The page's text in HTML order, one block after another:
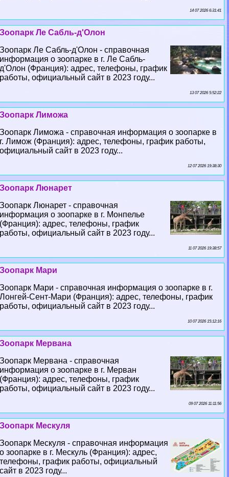
14 07 2026 6:31:41
Зоопарк Ле Сабль-д'Олон
Зоопарк Ле Сабль-д'Олон - справочная
информация о зоопарке в г. Ле Сабль-
д'Олон (Франция): адрес, телефоны, график
работы, официальный сайт в 2023 году...
13 07 2026 5:52:22
Зоопарк Лиможа
Зоопарк Лиможа - справочная информация о зоопарке в
г. Лимож (Франция): адрес, телефоны, график работы,
официальный сайт в 2023 году...
12 07 2026 19:38:30
Зоопарк Люнарет
Зоопарк Люнарет - справочная
информация о зоопарке в г. Монпелье
(Франция): адрес, телефоны, график
работы, официальный сайт в 2023 году...
11 07 2026 19:38:57
Зоопарк Мари
Зоопарк Мари - справочная информация о зоопарке в г.
Лонгeй-Сент-Мари (Франция): адрес, телефоны, график
работы, официальный сайт в 2023 году...
10 07 2026 15:12:16
Зоопарк Мервана
Зоопарк Мервана - справочная
информация о зоопарке в г. Мерван
(Франция): адрес, телефоны, график
работы, официальный сайт в 2023 году...
09 07 2026 11:11:56
Зоопарк Мескуля
Зоопарк Мескуля - справочная информация
о зоопарке в г. Мескуль (Франция): адрес,
телефоны, график работы, официальный
сайт в 2023 году...